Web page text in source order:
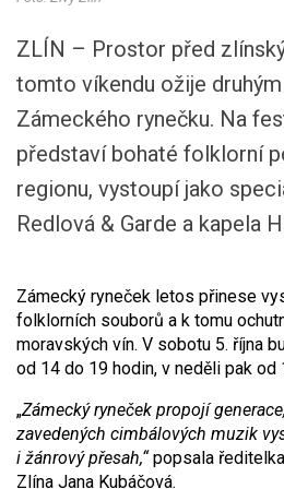
ZLÍN – Prostor před
tomto víkendu ožije
Zámeckého rynečku. Na
představí bohaté folklorní
regionu, vystoupí jako
Redlová & Garde a kapela
Zámecký ryneček letos přinese
folklorních souborů a k tomu
moravských vín. V sobotu 5. října
od 14 do 19 hodin, v neděli pak od
„Zámecký ryneček propojí
zavedených cimbálových muzik
i žánrový přesah,“popsala
Zlína Jana Kubáčová.